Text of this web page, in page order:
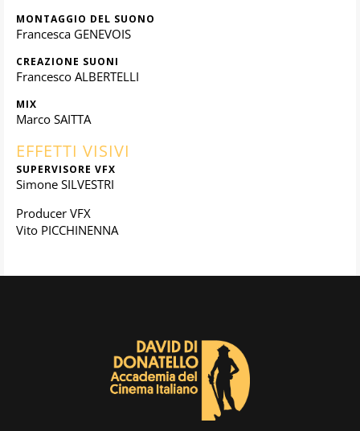
MONTAGGIO DEL SUONO
Francesca GENEVOIS
CREAZIONE SUONI
Francesco ALBERTELLI
MIX
Marco SAITTA
EFFETTI VISIVI
SUPERVISORE VFX
Simone SILVESTRI
Producer VFX
Vito PICCHINENNA